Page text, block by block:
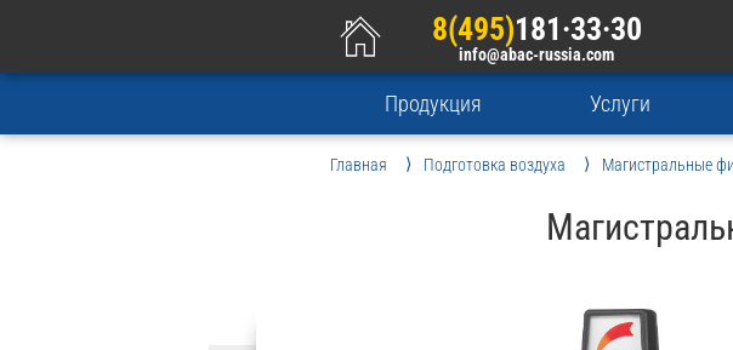
8(495)181·33·30
info@abac-russia.com
Продукция Услуги
Главная Подготовка воздуха Магистральные